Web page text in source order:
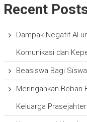
Recent
Dampak Negatif AI
Komunikasi dan
Beasiswa Bagi
Meringankan Beban
Keluarga